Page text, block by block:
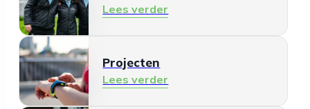
Lees verder
Projecten
Lees verder